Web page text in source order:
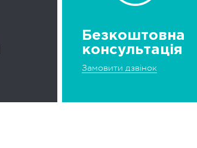
Безкоштовна
консультація
Замовити дзвінок